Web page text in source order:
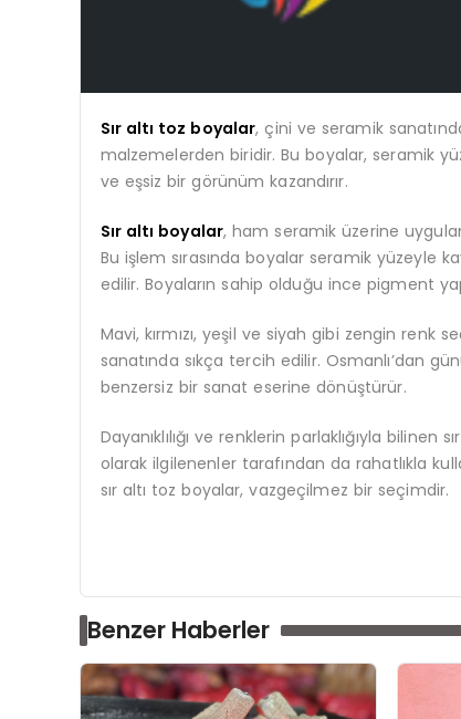
Sır altı toz boyalar, çini ve seramik
malzemelerden biridir. Bu boyalar, seramik
ve eşsiz bir görünüm kazandırır.
Sır altı boyalar, ham seramik üzerine
Bu işlem sırasında boyalar seramik yüzeyle
edilir. Boyaların sahip olduğu ince pigment
Mavi, kırmızı, yeşil ve siyah gibi zengin renk
sanatında sıkça tercih edilir. Osmanlı’dan
benzersiz bir sanat eserine dönüştürür.
Dayanıklılığı ve renklerin parlaklığıyla
olarak ilgilenenler tarafından da rahatlıkla
sır altı toz boyalar, vazgeçilmez bir seçimdir.
Benzer Haberler